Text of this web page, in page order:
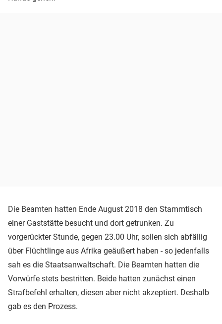
Die Beamten hatten Ende August 2018 den Stammtisch
einer Gaststätte besucht und dort getrunken. Zu
vorgerückter Stunde, gegen 23.00 Uhr, sollen sich abfällig
über Flüchtlinge aus Afrika geäußert haben - so jedenfalls
sah es die Staatsanwaltschaft. Die Beamten hatten die
Vorwürfe stets bestritten. Beide hatten zunächst einen
Strafbefehl erhalten, diesen aber nicht akzeptiert. Deshalb
gab es den Prozess.